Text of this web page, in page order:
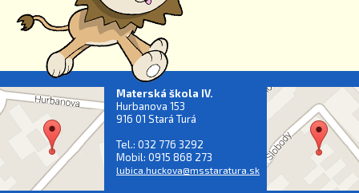
Materská škola IV.
Hurbanova 153
916 01 Stará Turá
Tel.: 032 776 3292
Mobil: 0915 868 273
lubica.huckova@msstaratura.sk